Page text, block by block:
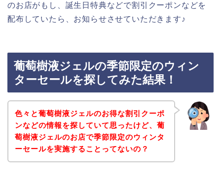
のお店がもし、誕生日特典などで割引クーポンなどを
配布していたら、お知らせさせていただきます♪
葡萄樹液ジェルの季節限定のウィン
ターセールを探してみた結果！
色々と葡萄樹液ジェルのお得な割引クーポ
ンなどの情報を探していて思ったけど、葡
萄樹液ジェルのお店で季節限定のウィンタ
ーセールを実施することってないの？